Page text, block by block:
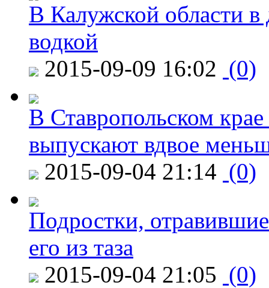
В Калужской области в
водкой
2015-09-09 16:02 (0)
В Ставропольском
выпускают вдвое
2015-09-04 21:14 (0)
Подростки,
его из таза
2015-09-04 21:05 (0)